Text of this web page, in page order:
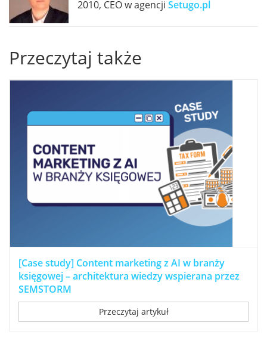
2010, CEO w agencji Setugo.pl
Przeczytaj także
[Case study] Content marketing z AI w branży
księgowej – architektura wiedzy wspierana przez
SEMSTORM
Przeczytaj artykuł